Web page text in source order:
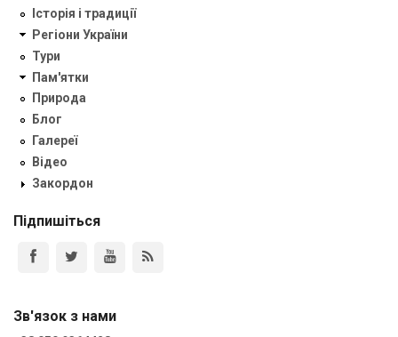
Історія і традиції
Регіони України
Тури
Пам'ятки
Природа
Блог
Галереї
Відео
Закордон
Підпишіться
Зв'язок з нами